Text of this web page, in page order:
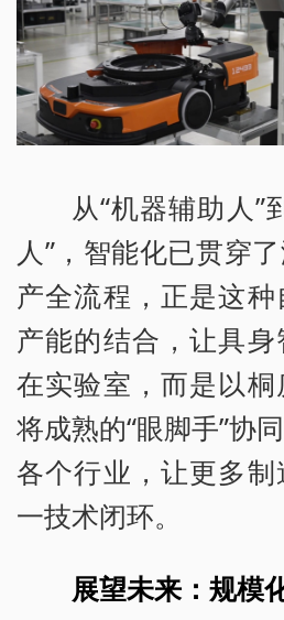
从“机器辅助人”
人”，智能化已贯穿
产全流程，正是这
产能的结合，让具
在实验室，而是以桐
将成熟的“眼脚手”协
各个行业，让更多
一技术闭环。
展望未来：规模